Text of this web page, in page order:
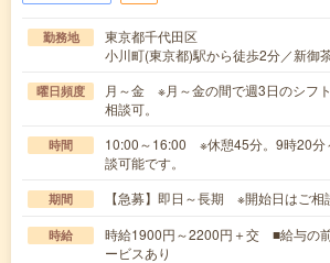
勤務地
東京都千代田区
小川町(東京都)駅から徒歩2分／新御
曜日頻度
月～金 ※月～金の間で週3日のシフ
相談可。
時間
10:00～16:00 ※休憩45分。9時20分
談可能です。
期間 【急募】即日～長期 ※開始日はご相
時給
時給1900円～2200円＋交 ■給与の
ービスあり